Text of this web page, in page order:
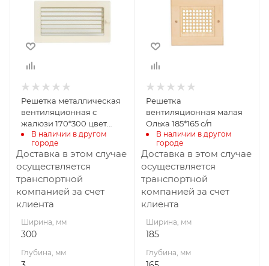
Глубина, мм
Высота, мм
170
Решетка металлическая
вентиляционная с
жалюзи 170*300 цвет
кремовый с/п
В наличии в другом
городе
Доставка в этом случае
осуществляется
транспортной
компанией за счет
клиента
Ширина, мм
300
Глубина, мм
Высота, мм
20
Решетка
вентиляционная малая
Ольха 185*165 с/п
В наличии в другом
городе
Доставка в этом случае
осуществляется
транспортной
компанией за счет
клиента
Ширина, мм
185
Глубина, мм